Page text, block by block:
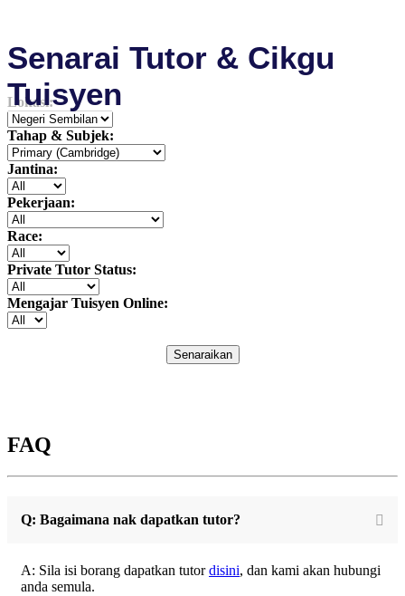
Senarai Tutor & Cikgu
Tuisyen
Lokasi:
Tahap & Subjek:
Jantina:
Pekerjaan:
Race:
Private Tutor Status:
Mengajar Tuisyen Online:
Senaraikan
FAQ
Q: Bagaimana nak dapatkan tutor?
A: Sila isi borang dapatkan tutordisini, dan kami akan hubungi
anda semula.